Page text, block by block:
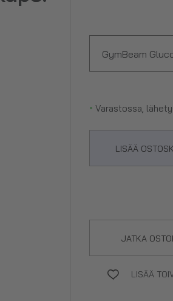
GymBeam
LISÄÄ
• Varastossa,
JATKA
LISÄÄ